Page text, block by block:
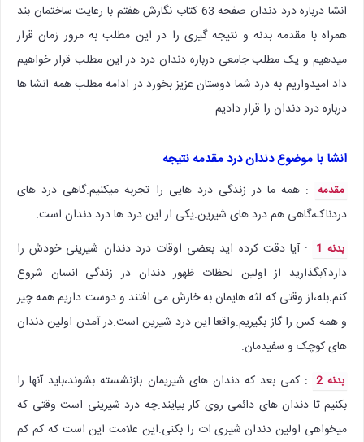
انشا درباره درد دندان صفحه 63 کتاب نگارش هفتم با رعایت ساختمان بند
همراه با مقدمه بدنه و نتیجه گیری را در این مطلب به مرور زمان قرار
میدهیم و یک مطلب جامعی درباره دندان درد در این مطلب قرار خواهیم
داد امیدواریم به درد شما دوستان عزیز بخورد در ادامه مطلب همه انشا ها
درباره درد دندان را قرار دادیم.
انشا با موضوع دندان درد مقدمه نتیجه
مقدمه : همه ما در زندگی درد هایی را تجربه میکنیم.گاهی درد های
دردناک،گاهی هم درد های شیرین.یکی از این درد ها درد دندان است.
بدنه 1
: آیا دقت کرده اید بعضی اوقات درد دندان شیرینی خودش را
دارد؟بگذارید از اولین لحظات ظهور دندان در زندگی انسان شروع
کنم.بله،از وقتی که لثه هایمان به خارش می افتند و دوست داریم همه چیز
و همه کس را گاز بگیریم.واقعا این درد شیرین است.در آمدن اولین دندان
های کوچک و سفیدمان.
بدنه 2
: کمی بعد که دندان های شیریمان بازنشسته بشوند،باید آنها را
بکنیم تا دندان های دائمی روی کار بیایند.چه درد شیرینی است وقتی که
میخواهی اولین دندان شیری ات را بکنی.این علامت این است که کم کم